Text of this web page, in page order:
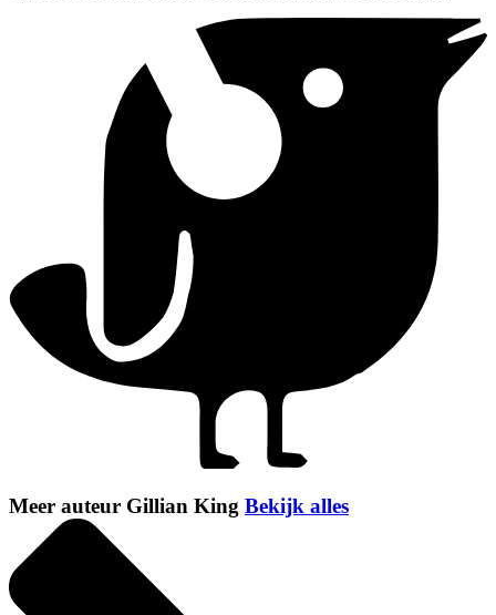
Meer auteur Gillian King Bekijk alles